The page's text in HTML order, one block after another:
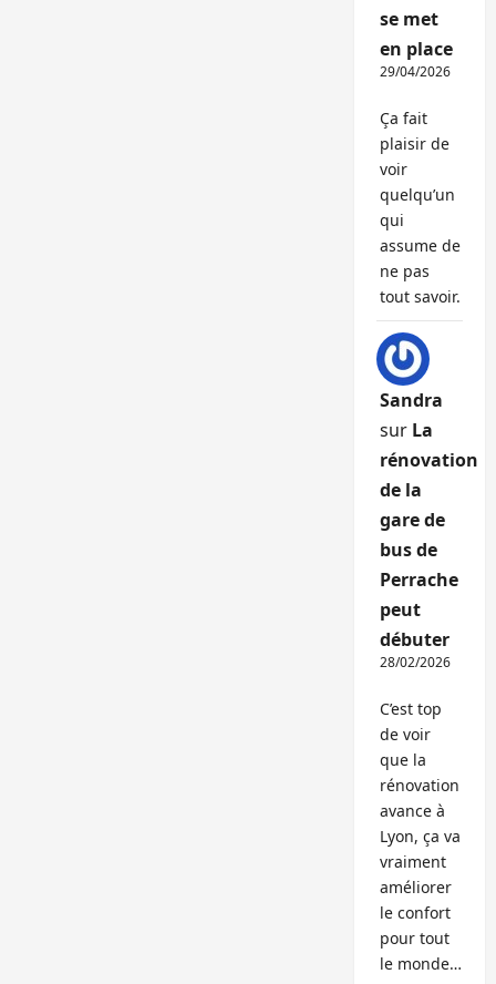
se met
en place
29/04/2026
Ça fait
plaisir de
voir
quelqu’un
qui
assume de
ne pas
tout savoir.
Sandra
sur La
rénovation
de la
gare de
bus de
Perrache
peut
débuter
28/02/2026
C’est top
de voir
que la
rénovation
avance à
Lyon, ça va
vraiment
améliorer
le confort
pour tout
le monde…